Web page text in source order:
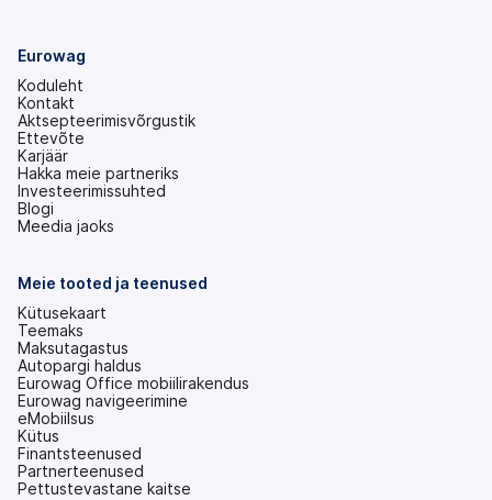
Eurowag
Koduleht
Kontakt
Aktsepteerimisvõrgustik
Ettevõte
Karjäär
Hakka meie partneriks
Investeerimissuhted
(avaneb
uuel
Blogi
Meedia jaoks
Meie tooted ja teenused
Kütusekaart
Teemaks
Maksutagastus
Autopargi haldus
Eurowag Office mobiilirakendus
Eurowag navigeerimine
eMobiilsus
Kütus
Finantsteenused
Partnerteenused
Pettustevastane kaitse